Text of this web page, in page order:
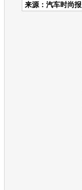
来源： 汽车时尚报